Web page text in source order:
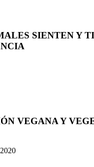
SIENTEN Y
VEGANA Y